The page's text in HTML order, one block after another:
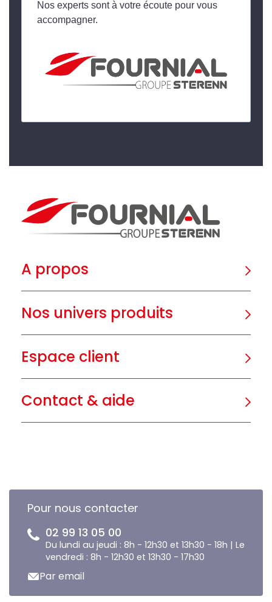
A propos
Nos univers produits
Espace client
Contact & aide
Pour nous contacter
02 99 13 05 00
Du lundi au jeudi : 8h - 12h30 et 13h30 - 18h | Le
vendredi : 8h - 12h30 et 13h30 - 17h30
Par email